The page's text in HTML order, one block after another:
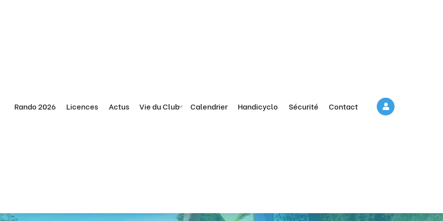
Rando 2026 Licences Actus Vie du Club Calendrier Handicyclo Sécurité Contact